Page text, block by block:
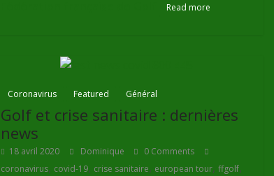
Read more
Coronavirus Featured Général
Golf et crise sanitaire : dernières
news
18 avril 2020 Dominique
0 Comments
coronavirus, covid-19, crise sanitaire, european tour,ffgolf,